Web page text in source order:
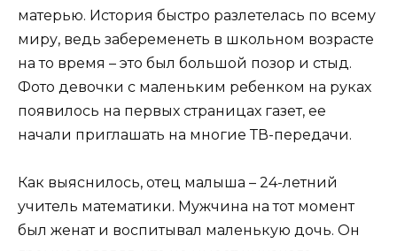
матерью. История быстро разлетелась по всему
миру, ведь забеременеть в школьном возрасте
на то время – это был большой позор и стыд.
Фото девочки с маленьким ребенком на руках
появилось на первых страницах газет, ее
начали приглашать на многие ТВ-передачи.
Как выяснилось, отец малыша – 24-летний
учитель математики. Мужчина на тот момент
был женат и воспитывал маленькую дочь. Он